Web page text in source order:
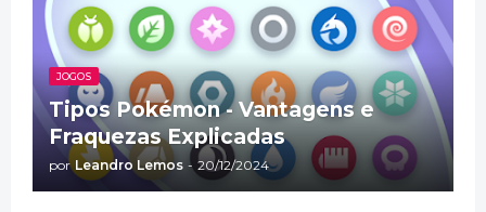
JOGOS
Tipos Pokémon - Vantagens e
Fraquezas Explicadas
por Leandro Lemos - 20/12/2024